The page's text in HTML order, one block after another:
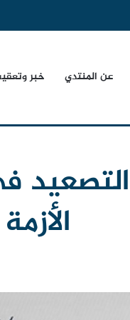
عن المنتدي خبر